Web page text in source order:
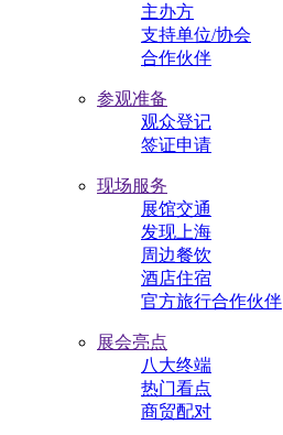
主办方
支持单位/协会
合作伙伴
参观准备
观众登记
签证申请
现场服务
展馆交通
发现上海
周边餐饮
酒店住宿
官方旅行合作伙伴
展会亮点
八大终端
热门看点
商贸配对